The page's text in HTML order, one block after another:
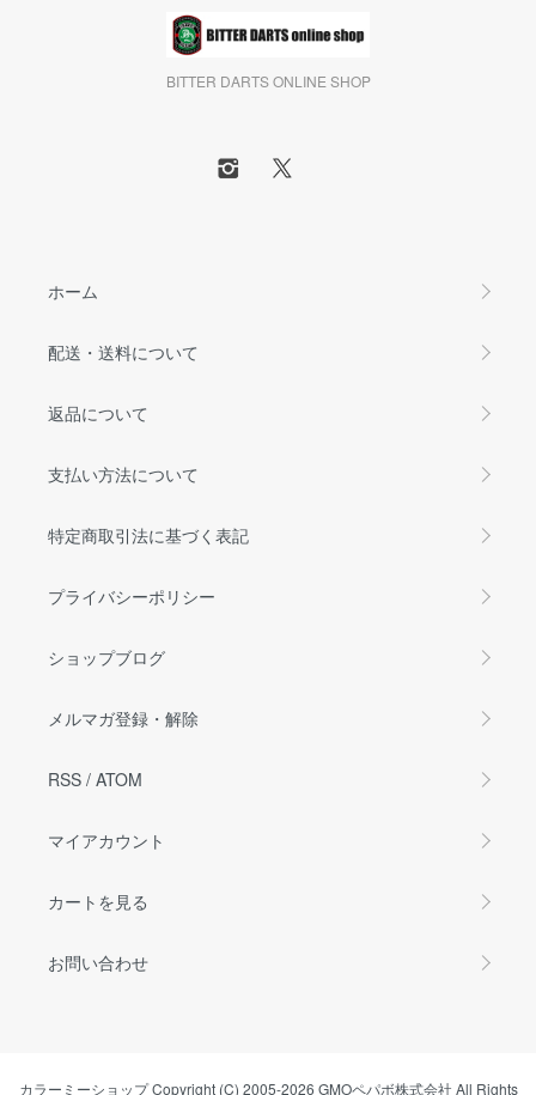
BITTER DARTS ONLINE SHOP
ホーム
配送・送料について
返品について
支払い方法について
特定商取引法に基づく表記
プライバシーポリシー
ショップブログ
メルマガ登録・解除
RSS / ATOM
マイアカウント
カートを見る
お問い合わせ
カラーミーショップCopyright (C) 2005-2026 GMOペパボ株式会社 All Rights